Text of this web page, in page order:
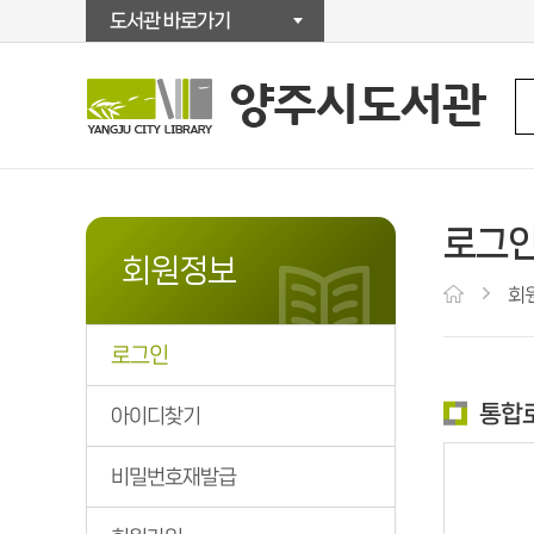
도서관 바로가기
회원정보
로그인
아이디찾기
비밀번호재발급
로그
회
통합